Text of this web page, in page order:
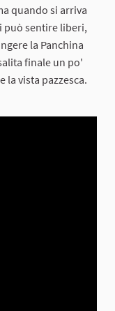
quando si arriva
può sentire liberi,
la Panchina
finale un po'
la vista pazzesca.